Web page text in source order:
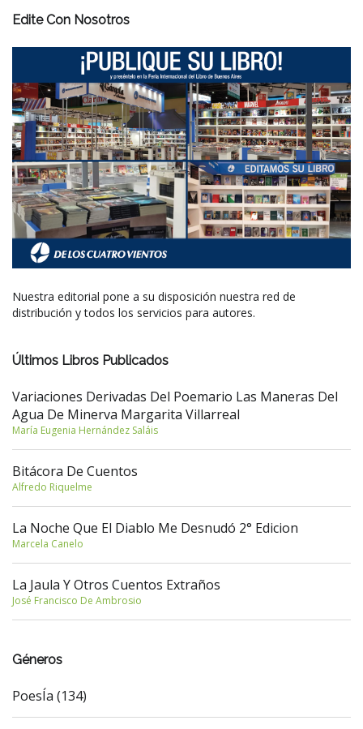
Edite Con Nosotros
Nuestra editorial pone a su disposición nuestra red de
distribución y todos los servicios para autores.
Últimos Libros Publicados
Variaciones Derivadas Del Poemario Las Maneras Del
Agua De Minerva Margarita Villarreal
María Eugenia Hernández Saláis
Bitácora De Cuentos
Alfredo Riquelme
La Noche Que El Diablo Me Desnudó 2° Edicion
Marcela Canelo
La Jaula Y Otros Cuentos Extraños
José Francisco De Ambrosio
Géneros
PoesÍa (134)